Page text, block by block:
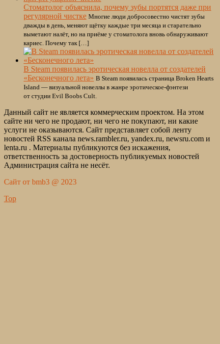
Стоматолог объяснила, почему зубы портятся даже при
регулярной чистке Многие люди добросовестно чистят зубы
дважды в день, меняют щётку каждые три месяца и старательно
выметают налёт, но на приёме у стоматолога вновь обнаруживают
кариес. Почему так […]
В Steam появилась эротическая новелла от создателей
«Бесконечного лета» В Steam появилась страница Broken Hearts
Island — визуальной новеллы в жанре эротическое-фэнтези
от студии Evil Boobs Cult.
Данный сайт не является коммерческим проектом. На этом
сайте ни чего не продают, ни чего не покупают, ни какие
услуги не оказываются. Сайт представляет собой ленту
новостей RSS канала news.rambler.ru, yandex.ru, newsru.com и
lenta.ru . Материалы публикуются без искажения,
ответственность за достоверность публикуемых новостей
Администрация сайта не несёт.
Сайт от bmb3 @ 2023
Top